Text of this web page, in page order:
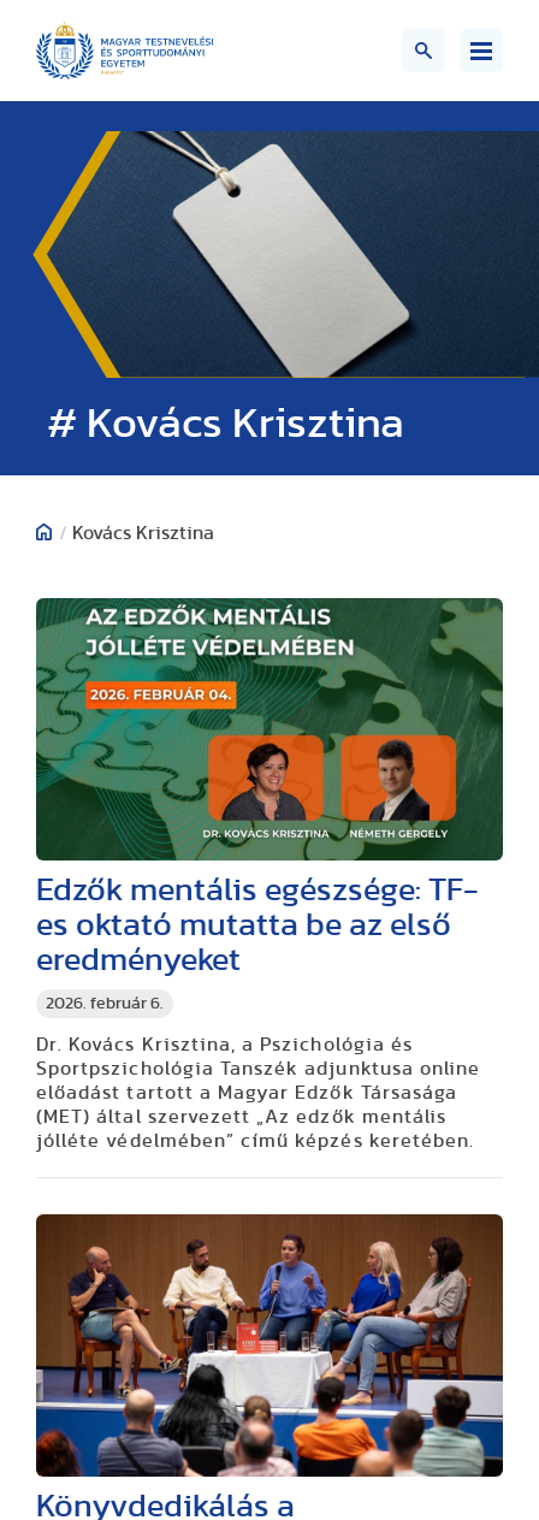
# Kovács Krisztina
/ Kovács Krisztina
2026. február 6.
Edzők mentális egészsége: TF-
es oktató mutatta be az első
eredményeket
Dr. Kovács Krisztina, a Pszichológia és
Sportpszichológia Tanszék adjunktusa online
előadást tartott a Magyar Edzők Társasága
(MET) által szervezett „Az edzők mentális
jólléte védelmében” című képzés keretében.
Könyvdedikálás a